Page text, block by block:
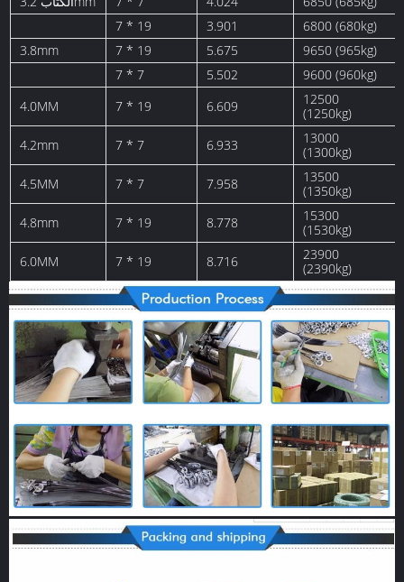
7 * 19
3.901
6800 (680kg)
3.8mm
7 * 19 5.675
9650 (965kg)
7 * 7
5.502
9600 (960kg)
4.0MM
7 * 19 6.609
12500
(1250kg)
4.2mm
7 * 7 6.933
13000
(1300kg)
4.5MM
7 * 7 7.958
13500
(1350kg)
4.8mm
7 * 19 8.778
15300
(1530kg)
6.0MM
7 * 19 8.716
23900
(2390kg)